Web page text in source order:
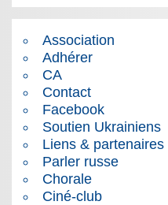
Association
Adhérer
CA
Contact
Facebook
Soutien Ukrainiens
Liens & partenaires
Parler russe
Chorale
Ciné-club